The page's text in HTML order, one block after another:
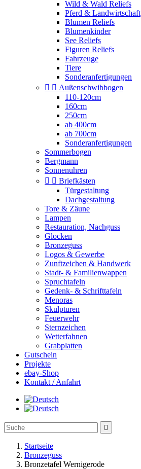
Wild & Wald Reliefs
Pferd & Landwirtschaft
Blumen Reliefs
Blumenkinder
See Reliefs
Figuren Reliefs
Fahrzeuge
Tiere
Sonderanfertigungen
  Außenschwibbogen
110-120cm
160cm
250cm
ab 400cm
ab 700cm
Sonderanfertigungen
Sommerbogen
Bergmann
Sonnenuhren
  Briefkästen
Türgestaltung
Dachgestaltung
Tore & Zäune
Lampen
Restauration, Nachguss
Glocken
Bronzeguss
Logos & Gewerbe
Zunftzeichen & Handwerk
Stadt- & Familienwappen
Spruchtafeln
Gedenk- & Schrifttafeln
Menoras
Skulpturen
Feuerwehr
Sternzeichen
Wetterfahnen
Grabplatten
Gutschein
Projekte
ebay-Shop
Kontakt / Anfahrt

Startseite
Bronzeguss
Bronzetafel Wernigerode